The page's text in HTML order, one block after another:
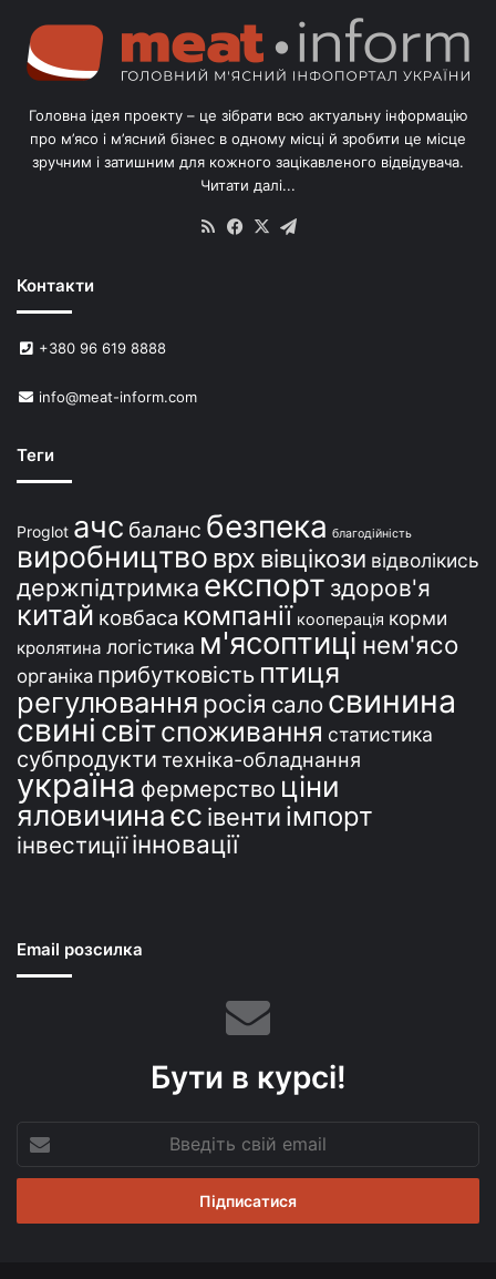
е
й
У
р
ї
Головна ідея проекту – це зібрати всю актуальну інформацію
про м’ясо і м’ясний бізнес в одному місці й зробити це місце
зручним і затишним для кожного зацікавленого відвідувача.
Читати далі...
RSS Facebook
X
Контакти
+380 96 619 8888
info@meat-inform.com
Теги
Proglot ачс баланс безпека благодійність
виробництво врх вівцікози відволікись
держпідтримка експорт здоров'я
китай ковбаса компанії кооперація корми
кролятина логістика м'ясоптиці нем'ясо
органіка прибутковість птиця
регулювання росія сало свинина
свині світспоживання статистика
субпродукти техніка-обладнання
україна фермерство ціни
яловичинаєс івенти імпорт
інвестиції інновації
Email розсилка
Бути в курсі!
свій
email